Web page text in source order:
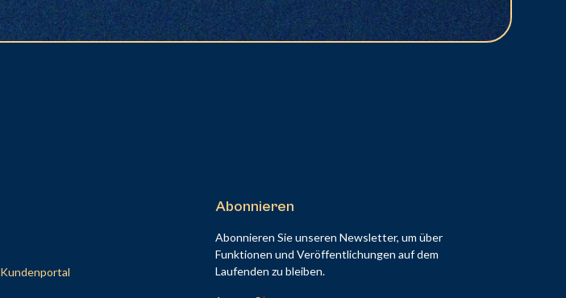
Kundenportal
Abonnieren
Abonnieren Sie unseren Newsletter, um über
Funktionen und Veröffentlichungen auf dem
Laufenden zu bleiben.